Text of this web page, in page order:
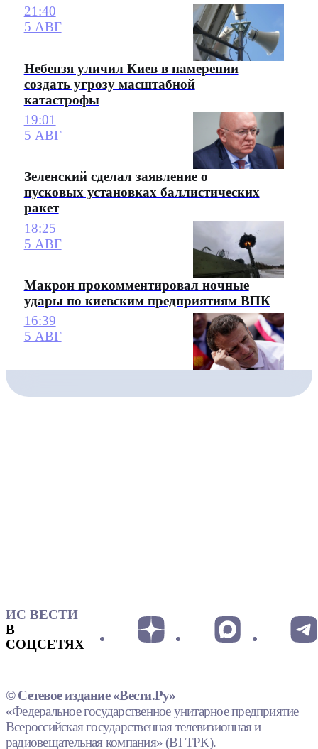
21:40
5 АВГ
Небензя уличил Киев в намерении
создать угрозу масштабной
катастрофы
19:01
5 АВГ
Зеленский сделал заявление о
пусковых установках баллистических
ракет
18:25
5 АВГ
Макрон прокомментировал ночные
удары по киевским предприятиям ВПК
16:39
5 АВГ
ИС ВЕСТИ
В
СОЦСЕТЯХ
© Сетевое издание «Вести.Ру»
«Федеральное государственное унитарное предприятие
Всероссийская государственная телевизионная и
радиовещательная компания» (ВГТРК).